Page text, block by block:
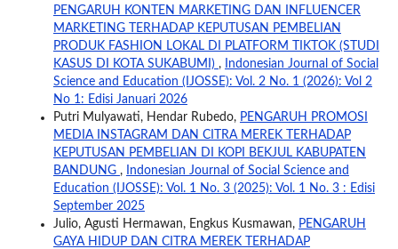
PENGARUH KONTEN MARKETING DAN INFLUENCER
MARKETING TERHADAP KEPUTUSAN PEMBELIAN
PRODUK FASHION LOKAL DI PLATFORM TIKTOK (STUDI
KASUS DI KOTA SUKABUMI) ,
Indonesian Journal of Social
Science and Education (IJOSSE): Vol. 2 No. 1 (2026): Vol 2
No 1: Edisi Januari 2026
Putri Mulyawati, Hendar Rubedo, PENGARUH PROMOSI
MEDIA INSTAGRAM DAN CITRA MEREK TERHADAP
KEPUTUSAN PEMBELIAN DI KOPI BEKJUL KABUPATEN
BANDUNG ,
Indonesian Journal of Social Science and
Education (IJOSSE): Vol. 1 No. 3 (2025): Vol. 1 No. 3 : Edisi
September 2025
Julio, Agusti Hermawan, Engkus Kusmawan, PENGARUH
GAYA HIDUP DAN CITRA MEREK TERHADAP